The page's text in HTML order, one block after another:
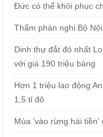
Đức có thể khôi phục
Thẩm phán nghi Bộ
Dinh thự đắt đỏ nhất
với giá 190 triệu bảng
Hơn 1 triệu lao động
1,5 tỉ đô
Mùa 'vào rừng hái tiền'